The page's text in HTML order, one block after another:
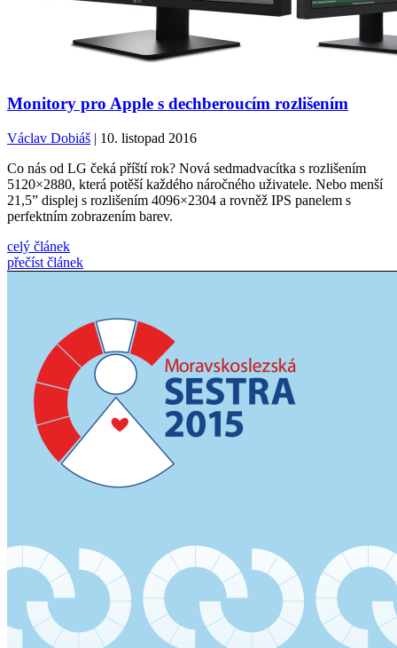
Monitory pro Apple s dechberoucím rozlišením
Václav Dobiáš | 10. listopad 2016
Co nás od LG čeká příští rok? Nová sedmadvacítka s rozlišením
5120×2880, která potěší každého náročného uživatele. Nebo menší
21,5” displej s rozlišením 4096×2304 a rovněž IPS panelem s
perfektním zobrazením barev.
celý článek
přečíst článek